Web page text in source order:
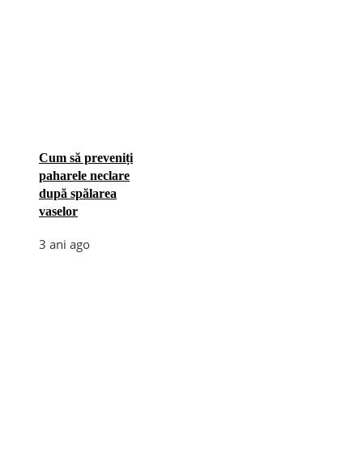
Cum să preveniți
paharele neclare
după spălarea
vaselor
3 ani ago